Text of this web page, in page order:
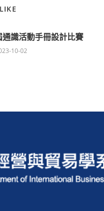
識活動手冊設計比賽
10-02